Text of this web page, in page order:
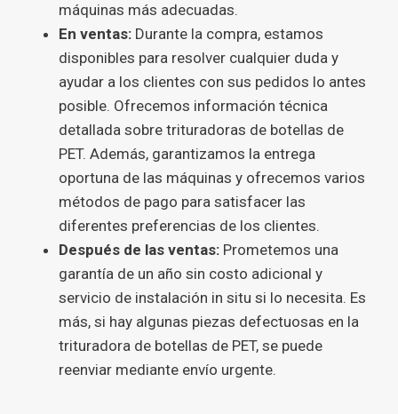
máquinas más adecuadas.
En ventas: Durante la compra, estamos
disponibles para resolver cualquier duda y
ayudar a los clientes con sus pedidos lo antes
posible. Ofrecemos información técnica
detallada sobre trituradoras de botellas de
PET. Además, garantizamos la entrega
oportuna de las máquinas y ofrecemos varios
métodos de pago para satisfacer las
diferentes preferencias de los clientes.
Después de las ventas: Prometemos una
garantía de un año sin costo adicional y
servicio de instalación in situ si lo necesita. Es
más, si hay algunas piezas defectuosas en la
trituradora de botellas de PET, se puede
reenviar mediante envío urgente.